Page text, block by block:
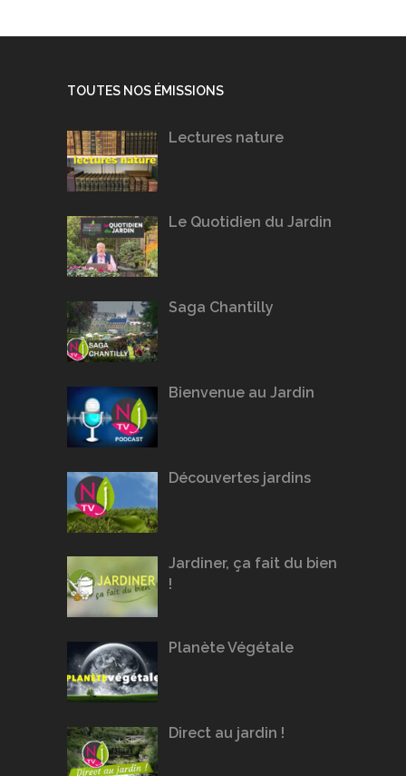
TOUTES NOS ÉMISSIONS
Lectures nature
Le Quotidien du Jardin
Saga Chantilly
Bienvenue au Jardin
Découvertes jardins
Jardiner, ça fait du bien
!
Planète Végétale
Direct au jardin !